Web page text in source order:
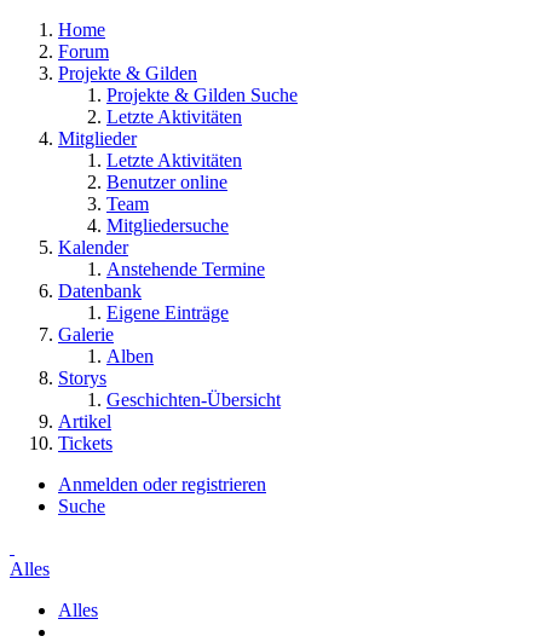
Home
Forum
Projekte & Gilden
Projekte & Gilden Suche
Letzte Aktivitäten
Mitglieder
Letzte Aktivitäten
Benutzer online
Team
Mitgliedersuche
Kalender
Anstehende Termine
Datenbank
Eigene Einträge
Galerie
Alben
Storys
Geschichten-Übersicht
Artikel
Tickets
Anmelden oder registrieren
Suche
Alles
Alles